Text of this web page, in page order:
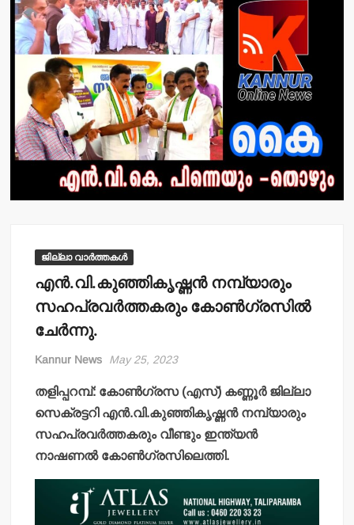
ജില്ലാ വാർത്തകൾ
എന്‍.വി.കുഞ്ഞികൃഷ്ണന്‍ നമ്പ്യാരും
സഹപ്രവര്‍ത്തകരും കോണ്‍ഗ്രസില്‍
ചേര്‍ന്നു.
Kannur News May 25, 2023
തളിപ്പറമ്പ്: കോണ്‍ഗ്രസ (എസ്) കണ്ണൂര്‍ ജില്ലാ
സെക്രട്ടറി എന്‍.വി.കുഞ്ഞികൃഷ്ണന്‍ നമ്പ്യാരും
സഹപ്രവര്‍ത്തകരും വീണ്ടും ഇന്ത്യന്‍
നാഷണല്‍ കോണ്‍ഗ്രസിലെത്തി.